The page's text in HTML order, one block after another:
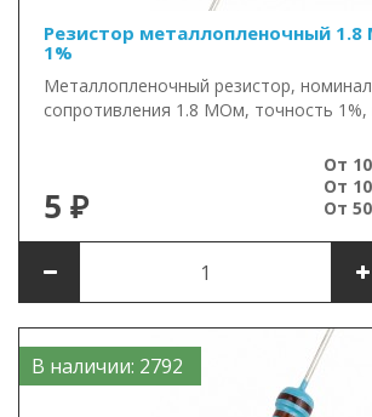
Резистор металлопленочный
1%
Металлопленочный резистор, номинал
сопротивления 1.8 МОм, точность 1%,
5 ₽
От
От
От
В наличии: 2792